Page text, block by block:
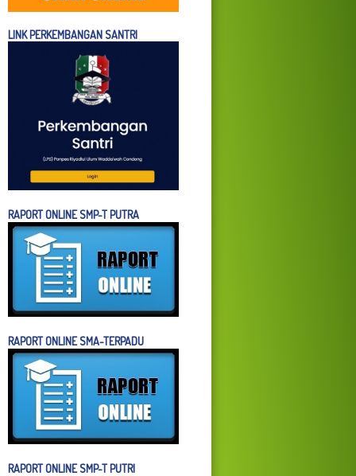
LINK PERKEMBANGAN SANTRI
RAPORT ONLINE SMP-T PUTRA
RAPORT ONLINE SMA-TERPADU
RAPORT ONLINE SMP-T PUTRI